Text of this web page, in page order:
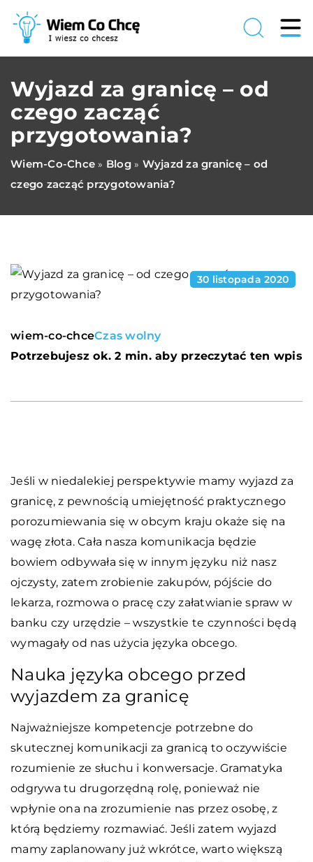
Wyjazd za granicę – od
czego zacząć
przygotowania?
Wiem-Co-Chce » Blog» Wyjazd za granicę – od
czego zacząć przygotowania?
30 listopada 2020
wiem-co-chceCzas wolny
Potrzebujesz ok. 2 min. aby przeczytać ten wpis
Jeśli w niedalekiej perspektywie mamy wyjazd za
granicę, z pewnością umiejętność praktycznego
porozumiewania się w obcym kraju okaże się na
wagę złota. Cała nasza komunikacja będzie
bowiem odbywała się w innym języku niż nasz
ojczysty, zatem zrobienie zakupów, pójście do
lekarza, rozmowa o pracę czy załatwianie spraw w
banku czy urzędzie – wszystkie te czynności będą
wymagały od nas użycia języka obcego.
Nauka języka obcego przed
wyjazdem za granicę
Najważniejsze kompetencje potrzebne do
skutecznej komunikacji za granicą to oczywiście
rozumienie ze słuchu i konwersacje. Gramatyka
odgrywa tu drugorzędną rolę, ponieważ nie
wpłynie ona na zrozumienie nas przez osobę, z
którą będziemy rozmawiać. Jeśli zatem wyjazd
mamy zaplanowany już wkrótce, warto większą